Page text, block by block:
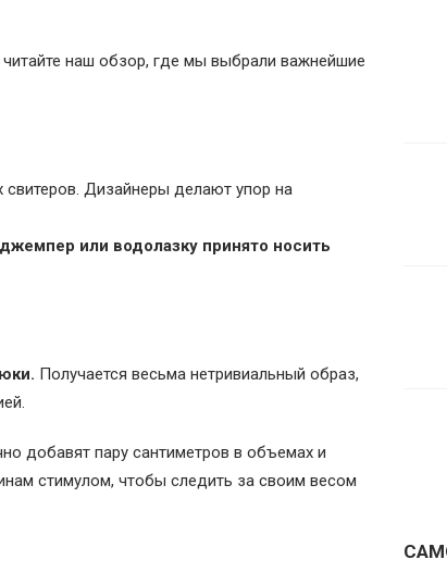
наш обзор, где мы выбрали важнейшие
Дизайнеры делают упор на
или водолазку принято носить
Получается весьма нетривиальный образ,
добавят пару сантиметров в объемах и
стимулом, чтобы следить за своим весом